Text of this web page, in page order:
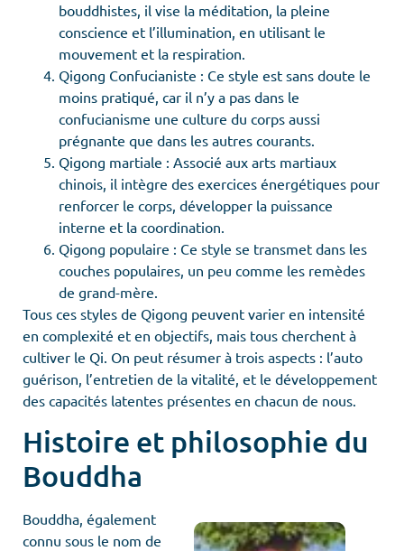
bouddhistes, il vise la méditation, la pleine
conscience et l’illumination, en utilisant le
mouvement et la respiration.
Qigong Confucianiste : Ce style est sans doute le
moins pratiqué, car il n’y a pas dans le
confucianisme une culture du corps aussi
prégnante que dans les autres courants.
Qigong martiale : Associé aux arts martiaux
chinois, il intègre des exercices énergétiques pour
renforcer le corps, développer la puissance
interne et la coordination.
Qigong populaire : Ce style se transmet dans les
couches populaires, un peu comme les remèdes
de grand-mère.
Tous ces styles de Qigong peuvent varier en intensité
en complexité et en objectifs, mais tous cherchent à
cultiver le Qi. On peut résumer à trois aspects : l’auto
guérison, l’entretien de la vitalité, et le développement
des capacités latentes présentes en chacun de nous.
Histoire et philosophie du
Bouddha
Bouddha, également
connu sous le nom de